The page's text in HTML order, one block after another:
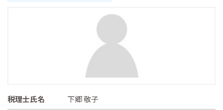
税理士氏名
下郷 敬子